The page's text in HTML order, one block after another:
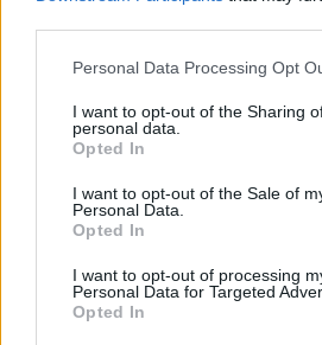
Please note that this website/app
not limited to your visit or usage
grant or deny consent to Google and
use your data for below specified
consent section.
Personal Data Processing Opt
I want to opt-out of the Sharing
personal data.
Opted In
I want to opt-out of the Sale of
Personal Data.
Opted In
I want to opt-out of processing
Personal Data for Targeted
Opted In
Convocatoria de nuevos
Esta convocatoria prevé contribuciones no
Consejo editorial · 24 Jun 2024